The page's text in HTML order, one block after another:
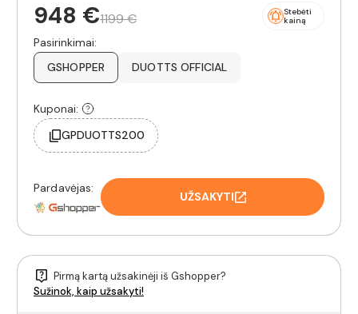
948 €1199 €
Stebėti
kainą
Pasirinkimai:
GSHOPPER
DUOTTS OFFICIAL
Kuponai:
GPDUOTTS200
Pardavėjas:
UŽSAKYTI
Pirmą kartą užsakinėji iš Gshopper?
Sužinok, kaip užsakyti!